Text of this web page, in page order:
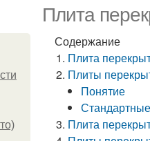
Плита
Содержание
Плита
Плиты
Понятие
Плита